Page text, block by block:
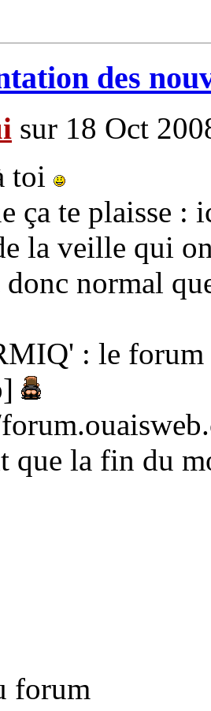
des
sur 18 Oct
toi
ça te plaisse :
la veille qui
normal
: le
que la fin du
forum